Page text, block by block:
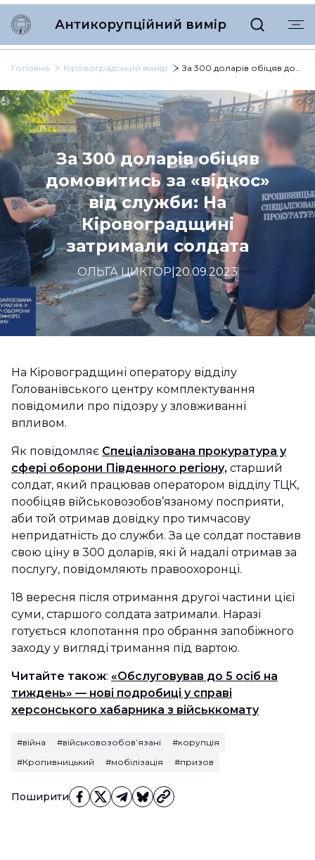
Антикорупційний вимір
Головна Кіровоградський вимір За 300 доларів обіцяв домовитись за «відкос» від служби: На Кіровоградщині затримали солдата
За 300 доларів обіцяв
домовитись за «відкос»
від служби: На
Кіровоградщині
затримали солдата
ОЛЬГА ЦИКТОР 20.09.2023
Поширити
На Кіровоградщині оператору відділу
Голованівського центру комплектування
повідомили про підозру у зловживанні
впливом.
Як повідомляє Спеціалізована прокуратура у
сфері оборони Південного регіону, старший
солдат, який працював оператором відділу ТЦК,
пообіцяв військовозобов’язаному посприяти,
аби той отримав довідку про тимчасову
непридатність до служби. За це солдат поставив
свою ціну в 300 доларів, які й надалі отримав за
послугу, повідомляють правоохоронці.
18 вересня після отримання другої частини цієї
суми, старшого солдата затримали. Наразі
готується клопотання про обрання запобіжного
заходу у вигляді тримання під вартою.
Читайте також: «Обслуговував до 5 осіб на
тиждень» — нові подробиці у справі
херсонського хабарника з військкомату
#війна #військовозобов’язані
#корупція
#Кропивницький
#мобілізація #призов